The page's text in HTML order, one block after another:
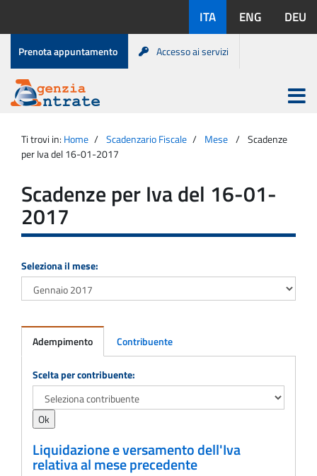
contenuto
disponibili:
ITA ENG DEU
Menu
di
servizio
Prenota appuntamento Accesso ai servizi
Agenzia
Entrate
Apri
menu
principale
Ti trovi in: Home Scadenzario Fiscale Mese
Scadenze
per Iva del 16-01-2017
Scadenze per Iva del 16-01-
2017
Seleziona il mese:
Adempimento Contribuente
Adempimento
Scelta per contribuente:
Liquidazione e versamento dell'Iva
relativa al mese precedente